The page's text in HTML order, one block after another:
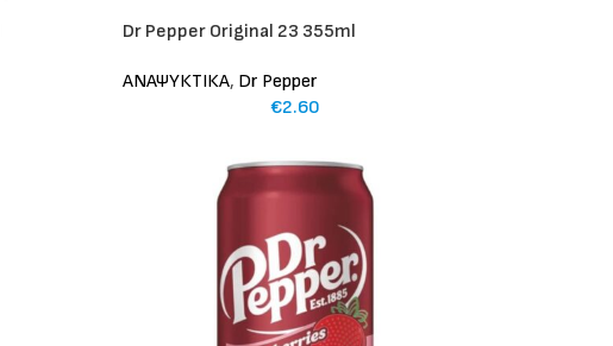
Dr Pepper Original 23 355ml
ΑΝΑΨΥΚΤΙΚΑ, Dr Pepper
€2.60